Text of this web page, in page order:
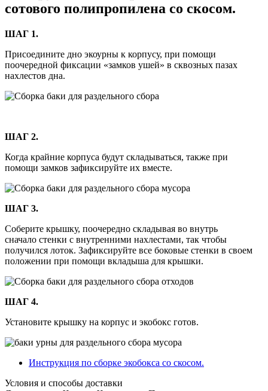
сотового полипропилена со скосом.
ШАГ 1.
Присоедините дно экоурны к корпусу, при помощи
поочередной фиксации «замков ушей» в сквозных пазах
нахлестов дна.
ШАГ 2.
Когда крайние корпуса будут складываться, также при
помощи замков зафиксируйте их вместе.
ШАГ 3.
Соберите крышку, поочередно складывая во внутрь
сначало стенки с внутренними нахлестами, так чтобы
получился лоток. Зафиксируйте все боковые стенки в своем
положении при помощи вкладыша для крышки.
ШАГ 4.
Установите крышку на корпус и экобокс готов.
Инструкция по сборке экобокса со скосом.
Условия и способы доставки